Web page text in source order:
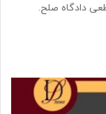
دادگاه صلح.